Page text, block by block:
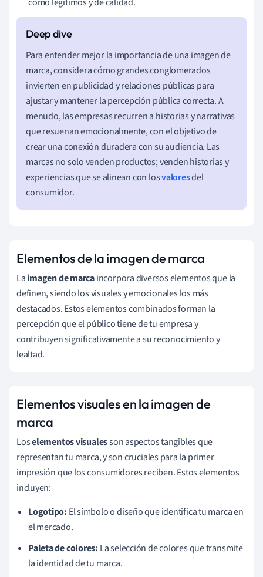
Para entender mejor la importancia de una imagen de
marca, considera cómo grandes conglomerados
invierten en publicidad y relaciones públicas para
ajustar y mantener la percepción pública correcta. A
menudo, las empresas recurren a historias y narrativas
que resuenan emocionalmente, con el objetivo de
crear una conexión duradera con su audiencia. Las
marcas no solo venden productos; venden historias y
experiencias que se alinean con losvaloresdel
consumidor.
Elementos de la imagen de marca
Laimagen de marcaincorpora diversos elementos que la
definen, siendo los visuales y emocionales los más
destacados. Estos elementos combinados forman la
percepción que el público tiene de tu empresa y
contribuyen significativamente a su reconocimiento y
lealtad.
Elementos visuales en la imagen de
marca
Loselementos visualesson aspectos tangibles que
representan tu marca, y son cruciales para la primer
impresión que los consumidores reciben. Estos elementos
incluyen:
Logotipo: El símbolo o diseño que identifica tu marca en
el mercado.
Paleta de colores: La selección de colores que transmite
la identidad de tu marca.